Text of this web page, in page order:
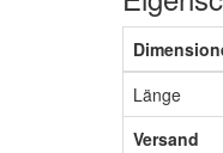
Länge
Versand